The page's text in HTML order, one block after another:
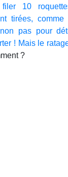
10
tirées, comme
pas pour
! Mais le
?